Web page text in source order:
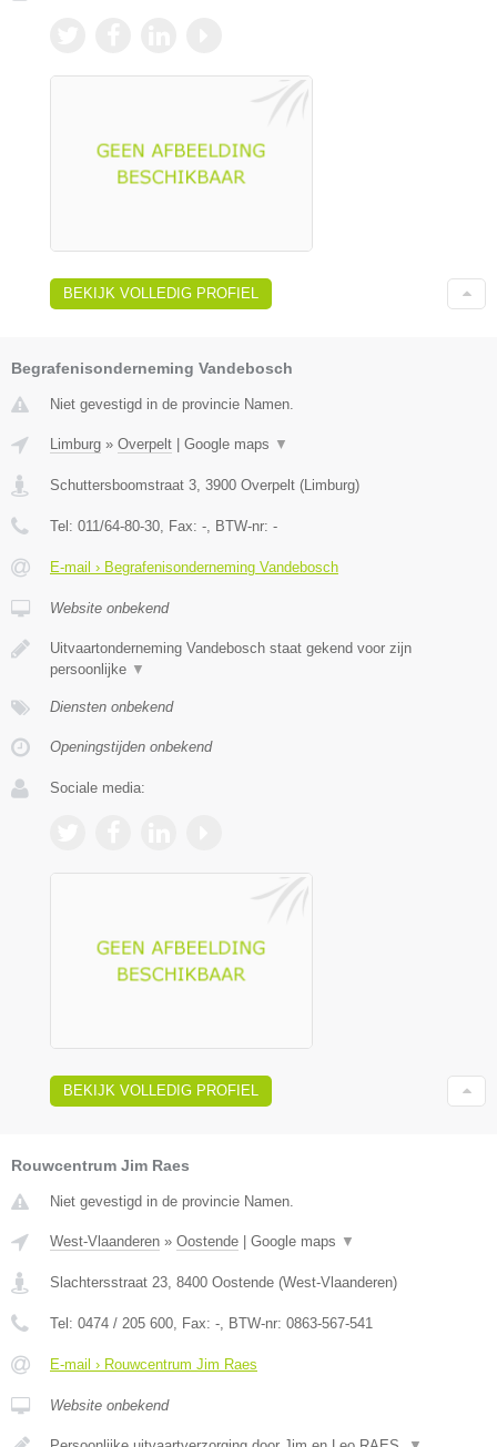
BEKIJK VOLLEDIG PROFIEL
Begrafenisonderneming Vandebosch
Niet gevestigd in de provincie Namen.
Limburg » Overpelt Google maps ▼
Schuttersboomstraat 3 3900 Overpelt ( Limburg)
Tel: 011/64-80-30 , Fax: - , BTW-nr: -
E-mail › Begrafenisonderneming Vandebosch
Website onbekend
Uitvaartonderneming Vandebosch staat gekend voor zijn
persoonlijke ▼
Diensten onbekend
Openingstijden onbekend
Sociale media:
BEKIJK VOLLEDIG PROFIEL
Rouwcentrum Jim Raes
Niet gevestigd in de provincie Namen.
West-Vlaanderen » Oostende | Google maps ▼
Slachtersstraat 23 8400 Oostende (West-Vlaanderen)
Tel: 0474 / 205 600 , Fax: - , BTW-nr: 0863-567-541
E-mail › Rouwcentrum Jim Raes
Website onbekend